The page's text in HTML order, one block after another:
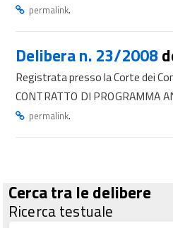
permalink.
Delibera n. 23/2008
Registrata presso la Corte dei
CONTRATTO DI PROGRAMMA
permalink.
Cerca tra le delibere
Ricerca testuale